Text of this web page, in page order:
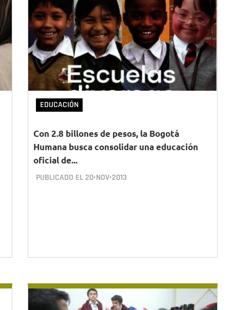
EDUCACIÓN
Con 2.8 billones de pesos, la Bogotá
Humana busca consolidar una educación
oficial de...
PUBLICADO EL 20•NOV•2013